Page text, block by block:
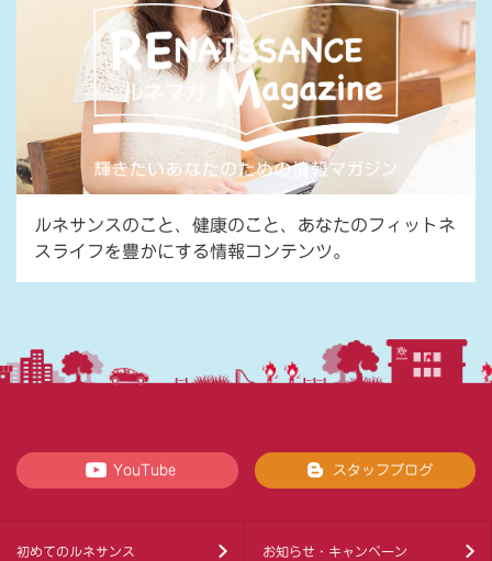
ルネサンスのこと、健康のこと、あなたのフィットネ
スライフを豊かにする情報コンテンツ。
YouTube スタッフブログ
初めてのルネサンス お知らせ・キャンペーン